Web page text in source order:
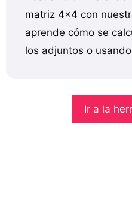
matriz 4×4 con
aprende cómo se
los adjuntos o
Ir a la